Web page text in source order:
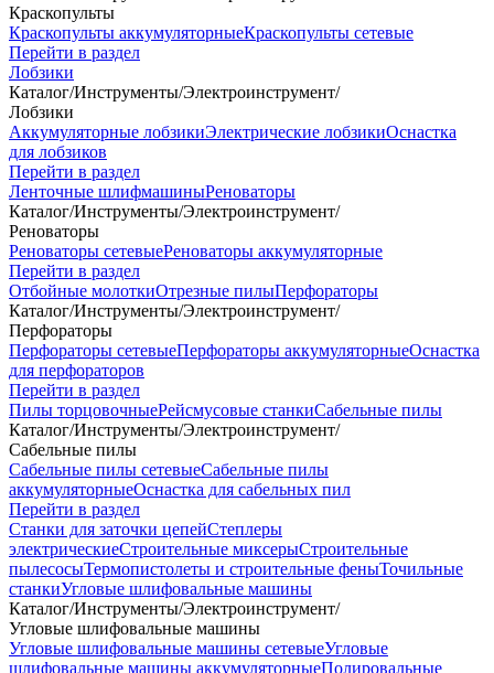
Краскопульты
Краскопульты аккумуляторныеКраскопульты сетевые
Перейти в раздел
Лобзики
Каталог/Инструменты/Электроинструмент/
Лобзики
Аккумуляторные лобзикиЭлектрические лобзикиОснастка
для лобзиков
Перейти в раздел
Ленточные шлифмашиныРеноваторы
Каталог/Инструменты/Электроинструмент/
Реноваторы
Реноваторы сетевыеРеноваторы аккумуляторные
Перейти в раздел
Отбойные молоткиОтрезные пилыПерфораторы
Каталог/Инструменты/Электроинструмент/
Перфораторы
Перфораторы сетевыеПерфораторы аккумуляторныеОснастка
для перфораторов
Перейти в раздел
Пилы торцовочныеРейсмусовые станкиСабельные пилы
Каталог/Инструменты/Электроинструмент/
Сабельные пилы
Сабельные пилы сетевыеСабельные пилы
аккумуляторныеОснастка для сабельных пил
Перейти в раздел
Станки для заточки цепейСтеплеры
электрическиеСтроительные миксерыСтроительные
пылесосыТермопистолеты и строительные феныТочильные
станкиУгловые шлифовальные машины
Каталог/Инструменты/Электроинструмент/
Угловые шлифовальные машины
Угловые шлифовальные машины сетевыеУгловые
шлифовальные машины аккумуляторныеПолировальные